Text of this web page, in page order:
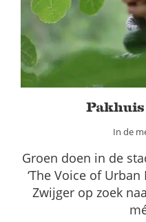
In de
In de
Groen doen in de
‘The Voice of
Zwijger op zoek